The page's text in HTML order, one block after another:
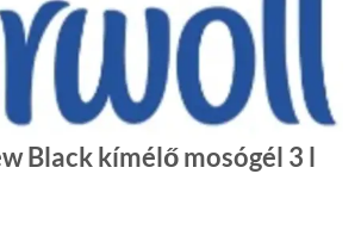
Black kímélő mosógél 3 l